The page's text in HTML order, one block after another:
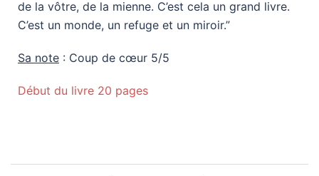
de la vôtre, de la mienne. C’est cela un grand livre.
C’est un monde, un refuge et un miroir.”
Sa note : Coup de cœur 5/5
Début du livre 20 pages